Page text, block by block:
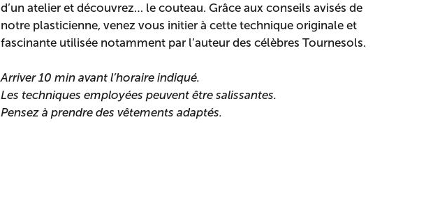
d’un atelier et découvrez… le couteau. Grâce aux conseils avisés de
notre plasticienne, venez vous initier à cette technique originale et
fascinante utilisée notamment par l’auteur des célèbres Tournesols.
Arriver 10 min avant l’horaire indiqué.
Les techniques employées peuvent être salissantes.
Pensez à prendre des vêtements adaptés.